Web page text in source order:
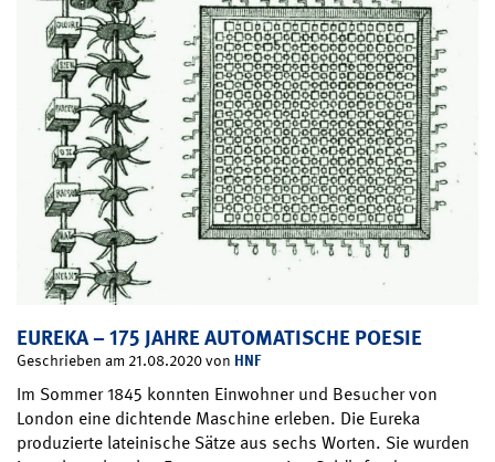
EUREKA – 175 JAHRE AUTOMATISCHE POESIE
Geschrieben am 21.08.2020 von HNF
Im Sommer 1845 konnten Einwohner und Besucher von
London eine dichtende Maschine erleben. Die Eureka
produzierte lateinische Sätze aus sechs Worten. Sie wurden